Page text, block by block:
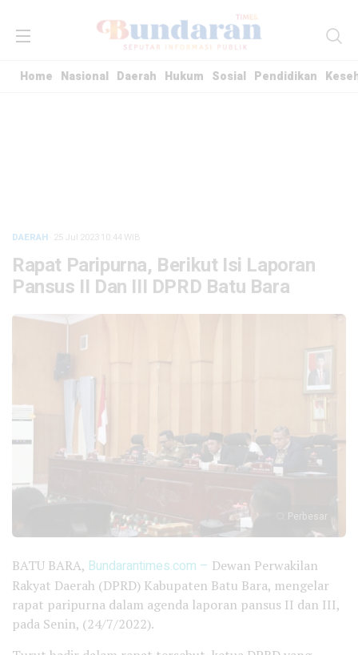
Home Nasional Daerah Hukum Sosial Pendidikan
DAERAH · 25 Jul 2023 10:44 WIB
Rapat Paripurna, Berikut Isi Laporan
Pansus II Dan III DPRD Batu Bara
Perbesar
BATU BARA, Bundarantimes.com – Dewan Perwakilan
Rakyat Daerah (DPRD) Kabupaten Batu Bara, mengelar
rapat paripurna dalam agenda laporan pansus II dan III,
pada Senin, (24/7/2022).